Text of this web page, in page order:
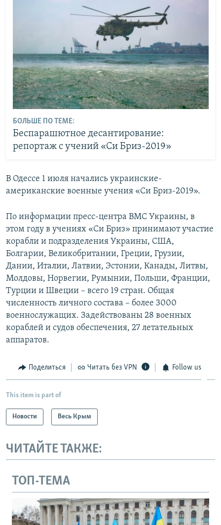
БОЛЬШЕ ПО ТЕМЕ:
Беспарашютное десантирование:
репортаж с учений «Си Бриз-2019»
В Одессе 1 июля начались украинские-
американские военные учения «Си Бриз-2019».
По информации пресс-центра ВМС Украины, в
этом году в учениях «Си Бриз» принимают участие
корабли и подразделения Украины, США,
Болгарии, Великобритании, Греции, Грузии,
Дании, Италии, Латвии, Эстонии, Канады, Литвы,
Молдовы, Норвегии, Румынии, Польши, Франции,
Турции и Швеции – всего 19 стран. Общая
численность личного состава – более 3000
военнослужащих. Задействованы 28 военных
кораблей и судов обеспечения, 27 летательных
аппаратов.
Поделиться Читать без VPN Follow us
This item is part of
Новости Весь Крым
ЧИТАЙТЕ ТАКЖЕ:
ТОП-ТЕМА